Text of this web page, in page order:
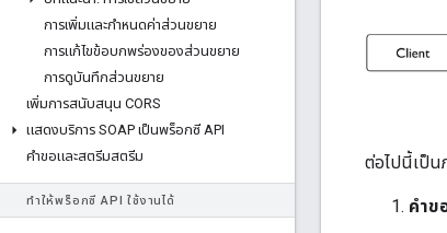
การเพิ่มและกําหนดค่าส่วนขยาย
การแก้ไขข้อบกพร่องของส่วนขยาย
การดูบันทึกส่วนขยาย
เพิ่มการสนับสนุน CORS
แสดงบริการ SOAP เป็นพร็อกซี API
คําขอและสตรีมสตรีม
ทําให้พร็อกซี API ใช้งานได้
ต่อไปนี้เป็น
คําข